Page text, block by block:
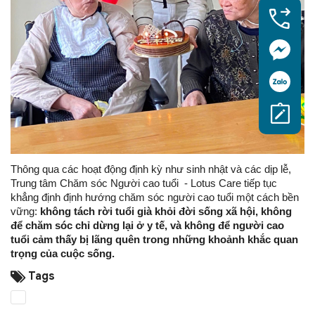
Thông qua các hoạt động định kỳ như sinh nhật và các dịp lễ,
Trung tâm Chăm sóc Người cao tuổi - Lotus Care tiếp tục
khẳng định định hướng chăm sóc người cao tuổi một cách bền
vững: không tách rời tuổi già khỏi đời sống xã hội, không
để chăm sóc chỉ dừng lại ở y tế, và không để người cao
tuổi cảm thấy bị lãng quên trong những khoảnh khắc quan
trọng của cuộc sống.
Tags